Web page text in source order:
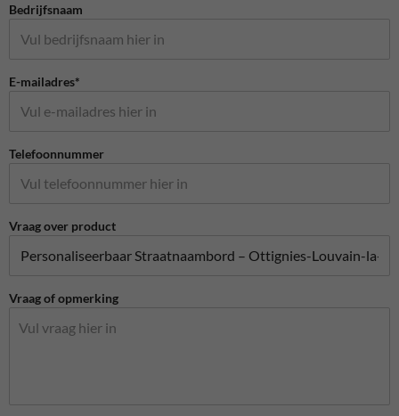
Bedrijfsnaam
E-mailadres*
Telefoonnummer
Vraag over product
Vraag of opmerking